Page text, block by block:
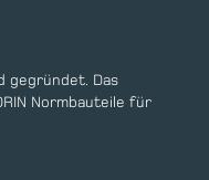
gegründet. Das
Normbauteile für